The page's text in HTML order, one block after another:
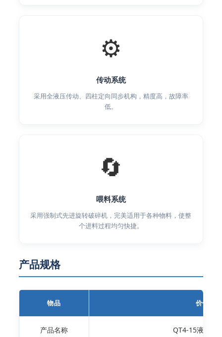
⚙️
传动系统
采用全液压传动、四柱定向同步机构，精度高，故障率
低。
🔄
喂料系统
采用强制式先进旋转破碎机，完美适用于各种物料，使整
个进料过程均匀快捷。
产品规格
物品 价值
产品名称 QT4-15液压制